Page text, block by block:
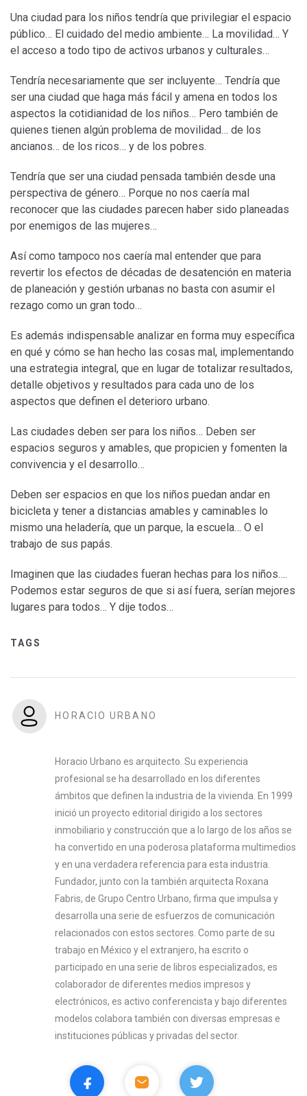
Una ciudad para los niños tendría que privilegiar el espacio
público… El cuidado del medio ambiente… La movilidad… Y
el acceso a todo tipo de activos urbanos y culturales…
Tendría necesariamente que ser incluyente… Tendría que
ser una ciudad que haga más fácil y amena en todos los
aspectos la cotidianidad de los niños… Pero también de
quienes tienen algún problema de movilidad… de los
ancianos… de los ricos… y de los pobres.
Tendría que ser una ciudad pensada también desde una
perspectiva de género… Porque no nos caería mal
reconocer que las ciudades parecen haber sido planeadas
por enemigos de las mujeres…
Así como tampoco nos caería mal entender que para
revertir los efectos de décadas de desatención en materia
de planeación y gestión urbanas no basta con asumir el
rezago como un gran todo…
Es además indispensable analizar en forma muy específica
en qué y cómo se han hecho las cosas mal, implementando
una estrategia integral, que en lugar de totalizar resultados,
detalle objetivos y resultados para cada uno de los
aspectos que definen el deterioro urbano.
Las ciudades deben ser para los niños… Deben ser
espacios seguros y amables, que propicien y fomenten la
convivencia y el desarrollo…
Deben ser espacios en que los niños puedan andar en
bicicleta y tener a distancias amables y caminables lo
mismo una heladería, que un parque, la escuela… O el
trabajo de sus papás.
Imaginen que las ciudades fueran hechas para los niños….
Podemos estar seguros de que si así fuera, serían mejores
lugares para todos… Y dije todos…
TAGS
HORACIO URBANO
Horacio Urbano es arquitecto. Su experiencia
profesional se ha desarrollado en los diferentes
ámbitos que definen la industria de la vivienda. En 1999
inició un proyecto editorial dirigido a los sectores
inmobiliario y construcción que a lo largo de los años se
ha convertido en una poderosa plataforma multimedios
y en una verdadera referencia para esta industria.
Fundador, junto con la también arquitecta Roxana
Fabris, de Grupo Centro Urbano, firma que impulsa y
desarrolla una serie de esfuerzos de comunicación
relacionados con estos sectores. Como parte de su
trabajo en México y el extranjero, ha escrito o
participado en una serie de libros especializados, es
colaborador de diferentes medios impresos y
electrónicos, es activo conferencista y bajo diferentes
modelos colabora también con diversas empresas e
instituciones públicas y privadas del sector.